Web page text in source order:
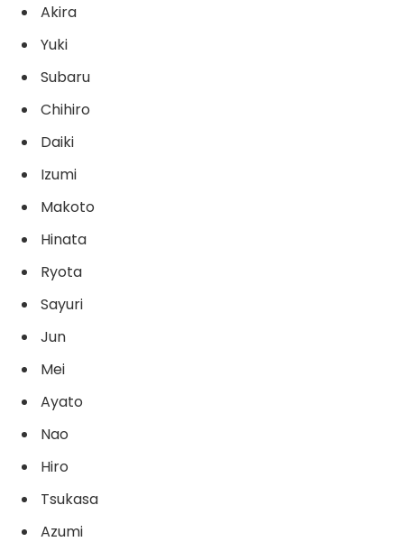
Akira
Yuki
Subaru
Chihiro
Daiki
Izumi
Makoto
Hinata
Ryota
Sayuri
Jun
Mei
Ayato
Nao
Hiro
Tsukasa
Azumi